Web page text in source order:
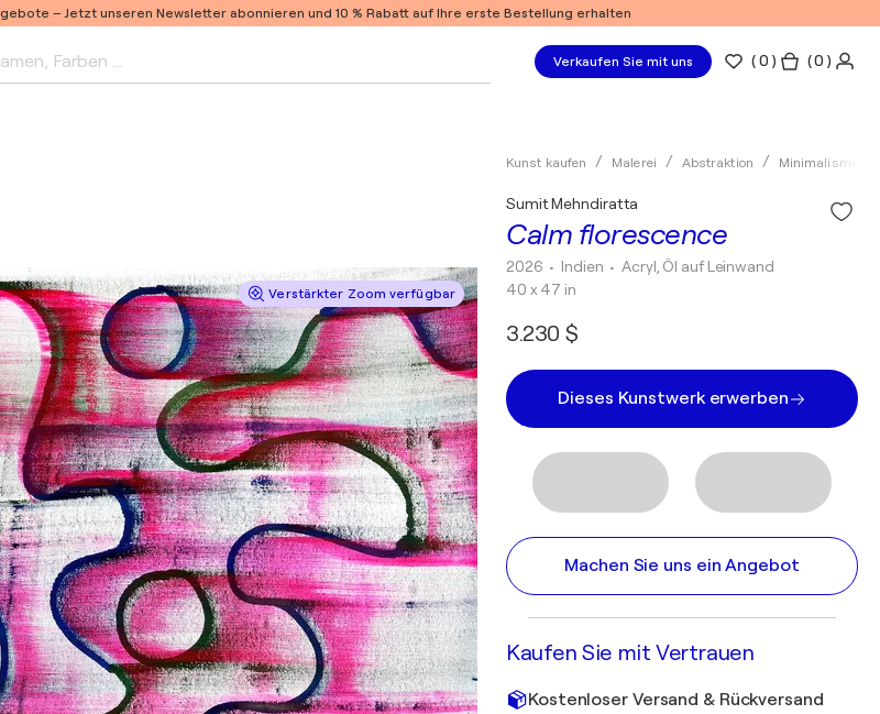
– Jetzt unseren Newsletter abonnieren und 10 % Rabatt auf Ihre erste Bestellung erhalten
Farben … Verkaufen Sie mit uns (0 ) ( 0 )
Verstärkter Zoom verfügbar
Kunst kaufen Malerei Abstraktion Minimalismus
Calm florescence
Sumit Mehndiratta
2026 • Indien •Acryl, Öl auf Leinwand
40 x 47 in
3.230 $
Dieses Kunstwerk erwerben
Machen Sie uns ein Angebot
Kaufen Sie mit Vertrauen
Kostenloser Versand & Rückversand